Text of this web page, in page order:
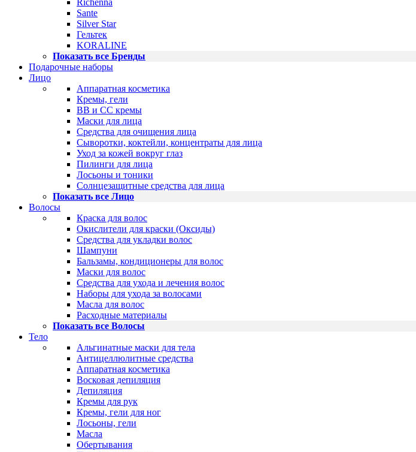
Richenna
Sante
Silver Star
Гельтек
KORALINE
Показать все Бренды
Подарочные наборы
Лицо
Аппаратная косметика
Кремы, гели
BB и CC кремы
Маски для лица
Средства для очищения лица
Сыворотки, коктейли, концентраты для лица
Уход за кожей вокруг глаз
Пилинги для лица
Лосьоны и тоники
Солнцезащитные средства для лица
Показать все Лицо
Волосы
Краска для волос
Окислители для краски (Оксиды)
Средства для укладки волос
Шампуни
Бальзамы, кондиционеры для волос
Маски для волос
Средства для ухода и лечения волос
Наборы для ухода за волосами
Масла для волос
Расходные материалы
Показать все Волосы
Тело
Альгинатные маски для тела
Антицеллюлитные средства
Аппаратная косметика
Восковая депиляция
Депиляция
Кремы для рук
Кремы, гели для ног
Лосьоны, гели
Масла
Обертывания